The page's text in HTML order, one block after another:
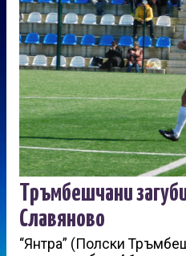
Тръмбешчани
Славяново
“Янтра” (Полски